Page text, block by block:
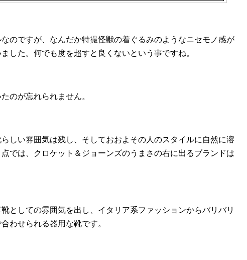
のですが、なんだか特撮怪獣の着ぐるみのようなニセモノ感が
した。何でも度を超すと良くないという事ですね。
のが忘れられません。
しい雰囲気は残し、そしておおよその人のスタイルに自然に溶
では、クロケット＆ジョーンズのうまさの右に出るブランドは
としての雰囲気を出し、イタリア系ファッションからバリバリ
わせられる器用な靴です。